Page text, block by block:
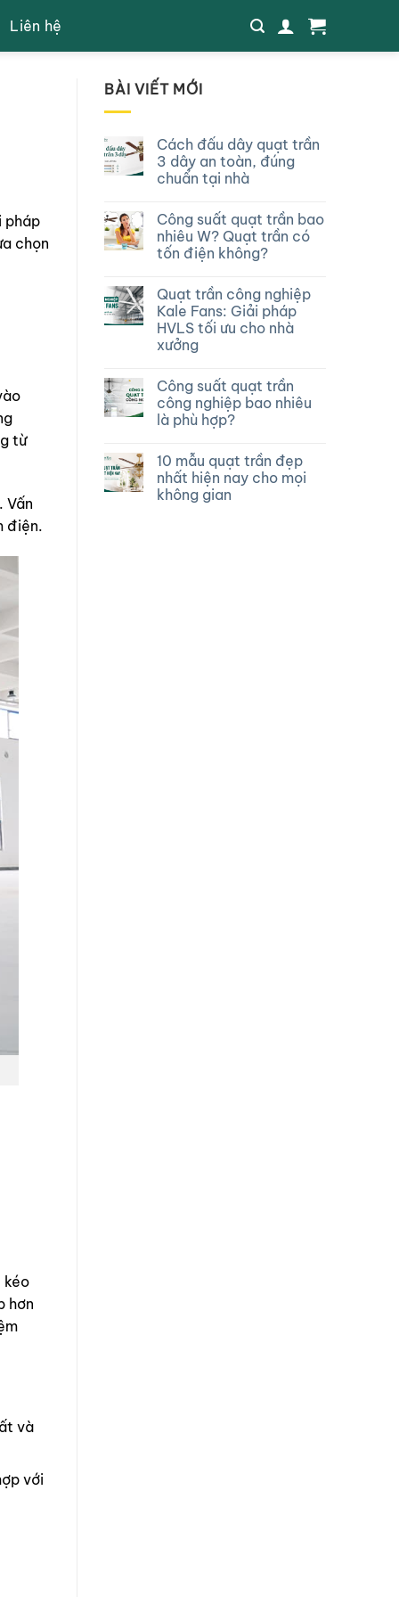
Liên hệ
pháp
chọn
từ
Vấn
điện.
kéo
hơn
và
với
BÀI VIẾT MỚI
Cách đấu dây quạt trần
3 dây an toàn, đúng
chuẩn tại nhà
Công suất quạt trần bao
nhiêu W? Quạt trần có
tốn điện không?
Quạt trần công nghiệp
Kale Fans: Giải pháp
HVLS tối ưu cho nhà
xưởng
Công suất quạt trần
công nghiệp bao nhiêu
là phù hợp?
10 mẫu quạt trần đẹp
nhất hiện nay cho mọi
không gian